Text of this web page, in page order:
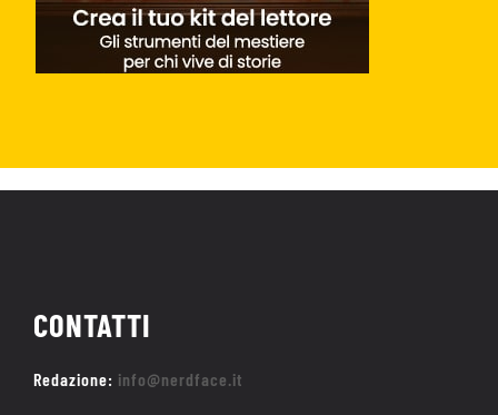
CONTATTI
Redazione: info@nerdface.it